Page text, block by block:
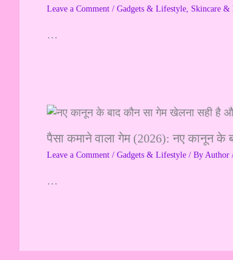
Leave a Comment / Gadgets & Lifestyle, Skincare &
…
पैसा कमाने वाला गेम (2026): नए कानून के
Leave a Comment / Gadgets & Lifestyle / By Author
…